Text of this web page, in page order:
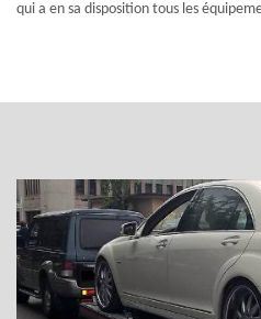
qui a en sa disposition tous les